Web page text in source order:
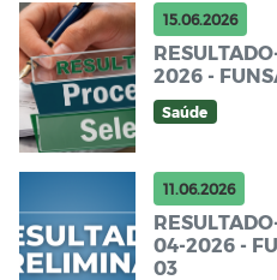
15.06.2026
2026 -
Saúde
11.06.2026
04-2026 -
03